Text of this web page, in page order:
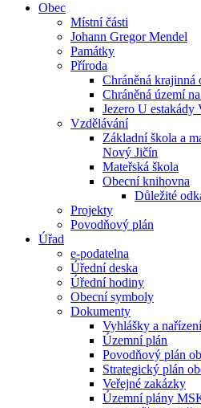
Obec
Místní části
Johann Gregor Mendel
Památky
Příroda
Chráněná krajinná
Chráněná území
Jezero U estakády
Vzdělávání
Základní škola a
Nový Jičín
Mateřská škola
Obecní knihovna
Důležité
Projekty
Povodňový plán
Úřad
e-podatelna
Úřední deska
Úřední hodiny
Obecní symboly
Dokumenty
Vyhlášky a nařízení
Územní plán
Povodňový plán
Strategický plán
Veřejné zakázky
Územní plány